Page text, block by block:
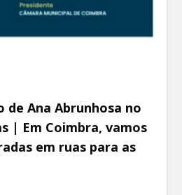
Ana Abrunhosa no
| Em Coimbra, vamos
em ruas para as